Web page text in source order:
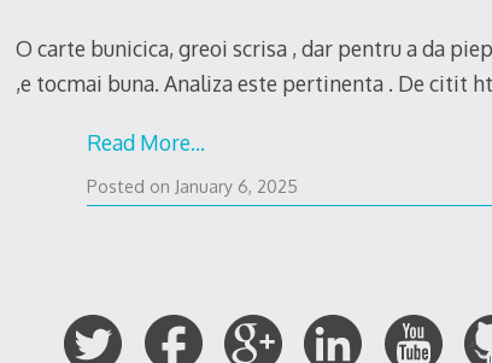
O carte bunicica, greoi scrisa , dar pentru a da
,e tocmai buna. Analiza este pertinenta . De citit
Read More…
Posted on January 6, 2025
18,